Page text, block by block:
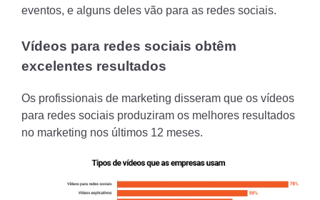
eventos, e alguns deles vão para as redes sociais.
Vídeos para redes sociais obtêm
excelentes resultados
Os profissionais de marketing disseram que os vídeos
para redes sociais produziram os melhores resultados
no marketing nos últimos 12 meses.